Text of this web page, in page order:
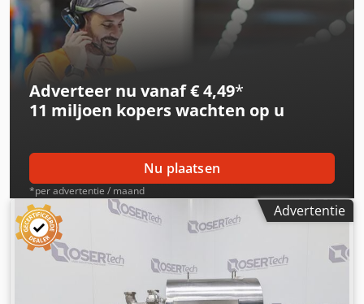
Adverteer nu vanaf € 4,49*
11 miljoen koperswachten op u
Nu plaatsen
*per advertentie / maand
Advertentie